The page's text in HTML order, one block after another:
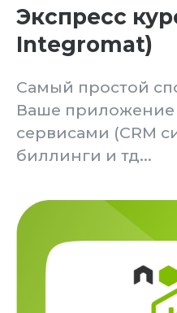
Как создать
App Store /
Как сделать
FlutterFlow?
Как сделать 2
Как сделать чат
FlutterFlow
Работа с Drag &
Как сделать
на FlutterFlow
Как сделать